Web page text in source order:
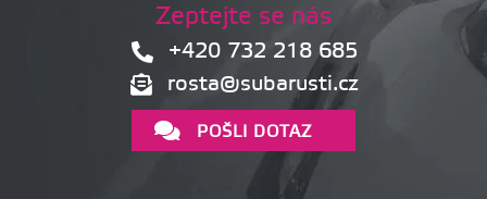
Zeptejte se nás
+420 732 218 685
rosta@subarusti.cz
POŠLI DOTAZ